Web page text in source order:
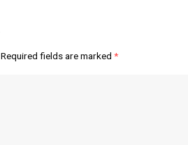
Required fields are marked *